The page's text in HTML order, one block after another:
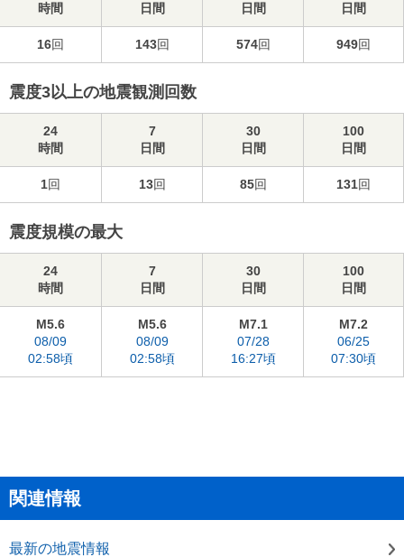
時間
日間
日間
日間
16回 143回 574回 949回
震度3以上の地震観測回数
24
時間
7
日間
30
日間
100
日間
1回 13回 85回 131回
震度規模の最大
24
時間
7
日間
30
日間
100
日間
M5.6
08/09
02:58頃
M5.6
08/09
02:58頃
M7.1
07/28
16:27頃
M7.2
06/25
07:30頃
関連情報
最新の地震情報